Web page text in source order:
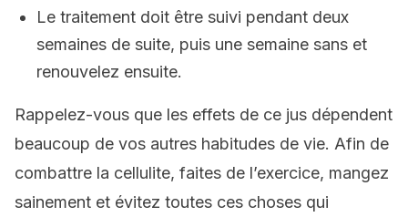
Le traitement doit être suivi pendant deux
semaines de suite, puis une semaine sans et
renouvelez ensuite.
Rappelez-vous que les effets de ce jus dépendent
beaucoup de vos autres habitudes de vie. Afin de
combattre la cellulite, faites de l’exercice, mangez
sainement et évitez toutes ces choses qui